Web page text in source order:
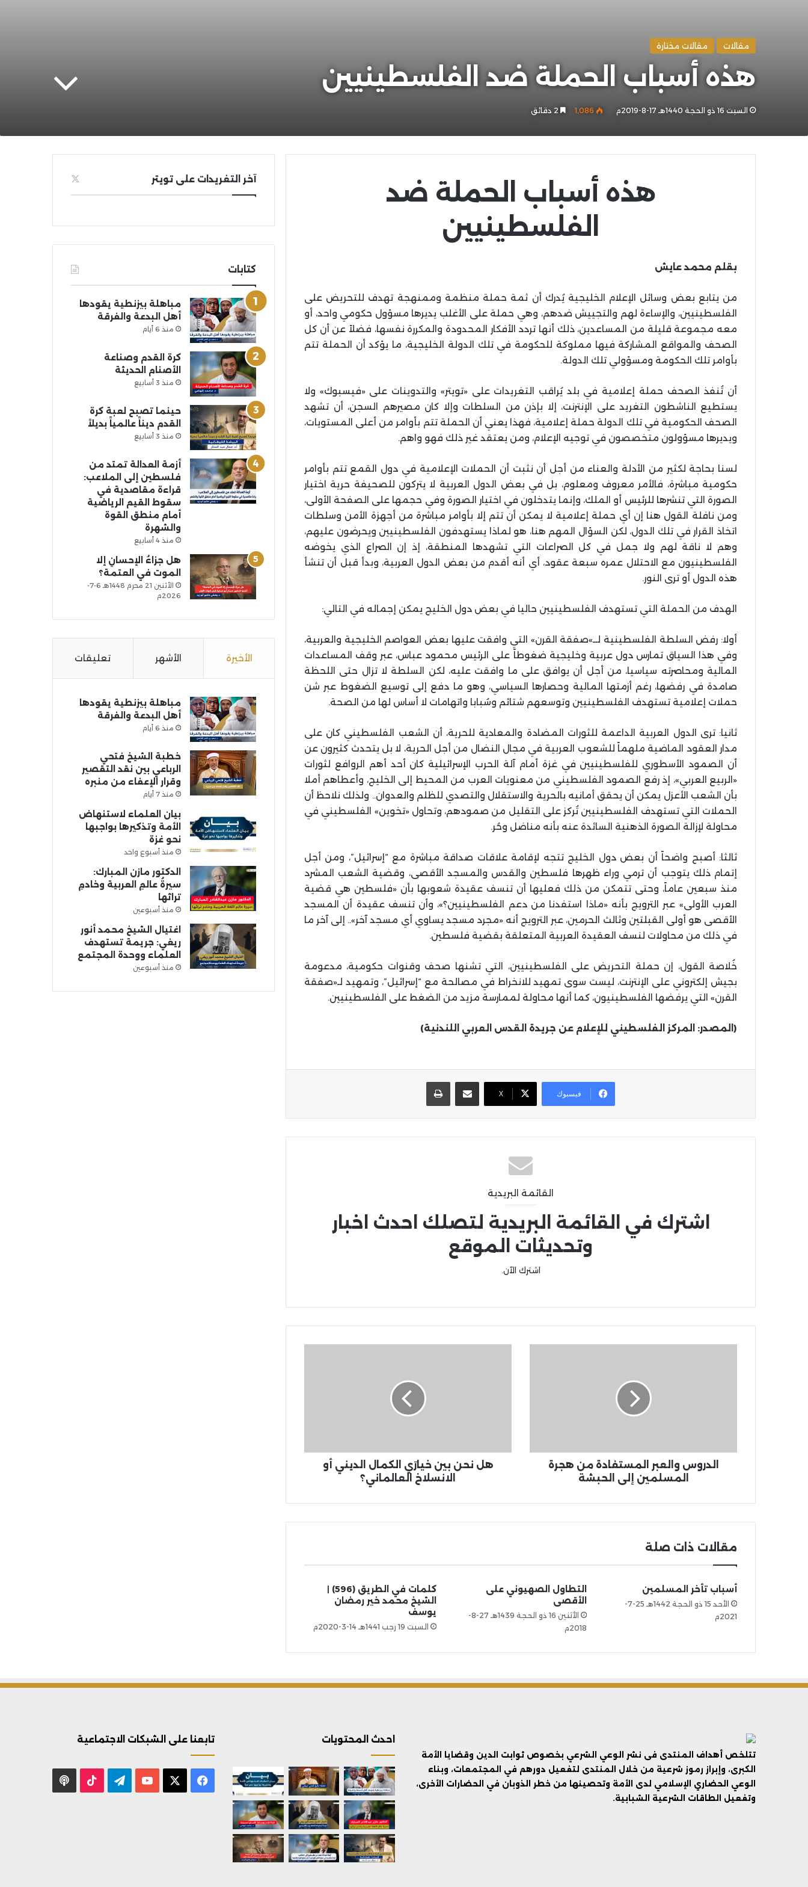
مقالات مقالات مختارة
هذه أسباب الحملة ضد الفلسطينيين
السبت 16 ذو الحجة 1440هـ 17-8-2019م 1٬086
هذه أسباب الحملة ضد
الفلسطينيين
بقلم محمد عايش
من يتابع بعض وسائل الإعلام الخليجية يُدرك أن ثمة حملة منظمة وممنهجة تهدف للتحريض على
الفلسطينيين، والإساءة لهم والتجييش ضدهم، وهي حملة على الأغلب يديرها مسؤول حكومي واحد، أو
معه مجموعة قليلة من المساعدين، ذلك أنها تردد الأفكار المحدودة والمكررة نفسها، فضلاً عن أن كل
الصحف والمواقع المشاركة فيها مملوكة للحكومة في تلك الدولة الخليجية، ما يؤكد أن الحملة تتم
بأوامر تلك الحكومة ومسؤولي تلك الدولة.
أن تُنفذ الصحف حملة إعلامية في بلد يُراقب التغريدات على «تويتر» والتدوينات على «فيسبوك» ولا
يستطيع الناشطون التغريد على الإنترنت، إلا بإذن من السلطات وإلا كان مصيرهم السجن، أن تشهد
الصحف الحكومية في تلك الدولة حملة إعلامية، فهذا يعني أن الحملة تتم بأوامر من أعلى المستويات،
ويديرها مسؤولون متخصصون في توجيه الإعلام، ومن يعتقد غير ذلك فهو واهم.
لسنا بحاجة لكثير من الأدلة والعناء من أجل أن نثبت أن الحملات الإعلامية في دول القمع تتم بأوامر
حكومية مباشرة، فالأمر معروف ومعلوم، بل في بعض الدول العربية لا يتركون للصحيفة حرية اختيار
الصورة التي تنشرها للرئيس أو الملك، وإنما يتدخلون في اختيار الصورة وفي حجمها على الصفحة الأولى،
ومن نافلة القول هنا إن أي حملة إعلامية لا يمكن أن تتم إلا بأوامر مباشرة من أجهزة الأمن وسلطات
اتخاذ القرار في تلك الدول، لكن السؤال المهم هنا، هو لماذا يستهدفون الفلسطينيين ويحرضون عليهم،
وهم لا ناقة لهم ولا جمل في كل الصراعات التي تشهدها المنطقة، إذ إن الصراع الذي يخوضه
الفلسطينيون مع الاحتلال عمره سبعة عقود، أي أنه أقدم من بعض الدول العربية، وبدأ قبل أن تنشأ
هذه الدول أو ترى النور.
الهدف من الحملة التي تستهدف الفلسطينيين حاليا في بعض دول الخليج يمكن إجماله في التالي:
أولا: رفض السلطة الفلسطينية لــ»صفقة القرن» التي وافقت عليها بعض العواصم الخليجية والعربية،
وفي هذا السياق تمارس دول عربية وخليجية ضغوطاً على الرئيس محمود عباس، عبر وقف المساعدات
المالية ومحاصرته سياسيا، من أجل أن يوافق على ما وافقت عليه، لكن السلطة لا تزال حتى اللحظة
صامدة في رفضها، رغم أزمتها المالية وحصارها السياسي، وهو ما دفع إلى توسيع الضغوط عبر شن
حملات إعلامية تستهدف الفلسطينيين وتوسعهم شتائم وسُبابا واتهامات لا أساس لها من الصحة.
ثانيا: ترى الدول العربية الداعمة للثورات المضادة والمعادية للحرية، أن الشعب الفلسطيني كان على
مدار العقود الماضية ملهماً للشعوب العربية في مجال النضال من أجل الحرية، لا بل يتحدث كثيرون عن
أن الصمود الأسطوري للفلسطينيين في غزة أمام آلة الحرب الإسرائيلية كان أحد أهم الروافع لثورات
«الربيع العربي»، إذ رفع الصمود الفلسطيني من معنويات العرب من المحيط إلى الخليج، وأعطاهم أملا
بأن الشعب الأعزل يمكن أن يحقق أمانيه بالحرية والاستقلال والتصدي للظلم والعدوان.. ولذلك نلاحظ أن
الحملات التي تستهدف الفلسطينيين تُركز على التقليل من صمودهم، وتحاول «تخوين» الفلسطيني في
محاولة لإزالة الصورة الذهنية السائدة عنه بأنه مناضل وحُر.
ثالثا: أصبح واضحاً أن بعض دول الخليج تتجه لإقامة علاقات صداقة مباشرة مع “إسرائيل”، ومن أجل
إتمام ذلك يتوجب أن ترمي وراء ظهرها فلسطين والقدس والمسجد الأقصى، وقضية الشعب المشرد
منذ سبعين عاماً، وحتى تتمكن من ذلك فعليها أن تنسف عقيدة شعوبها بأن «فلسطين هي قضية
العرب الأولى» عبر الترويج بأنه «ماذا استفدنا من دعم الفلسطينيين؟»، وأن تنسف عقيدة أن المسجد
الأقصى هو أولى القبلتين وثالث الحرمين، عبر الترويج أنه «مجرد مسجد يساوي أي مسجد آخر».. إلى آخر ما
في ذلك من محاولات لنسف العقيدة العربية المتعلقة بقضية فلسطين.
خُلاصة القول، إن حملة التحريض على الفلسطينيين، التي تشنها صحف وقنوات حكومية، مدعومة
بجيش إلكتروني على الإنترنت، ليست سوى تمهيد للانخراط في مصالحة مع “إسرائيل”، وتمهيد لـ«صفقة
القرن» التي يرفضها الفلسطينيون، كما أنها محاولة لممارسة مزيد من الضغط على الفلسطينيين.
(المصدر: المركز الفلسطيني للإعلام عن جريدة القدس العربي اللندنية)
فيسبوك X
مشاركة عبر البريد
القائمة البريدية
اشترك في القائمة البريدية لتصلك احدث اخبار
وتحديثات الموقع
اشترك الآن.
الدروس والعبر المستفادة من هجرة
المسلمين إلى الحبشة
هل نحن بين خيارَي الكمال الديني أو
الانسلاخ العالماني؟
مقالات ذات صلة
أسباب تأخر المسلمين
الأحد 15 ذو الحجة 1442هـ 25-7-
2021م
التطاول الصهيوني على
الأقصى
الأثنين 16 ذو الحجة 1439هـ 27-8-
2018م
كلمات في الطريق (596) |
الشيخ محمد خير رمضان
يوسف
السبت 19 رجب 1441هـ 14-3-2020م
آخر التغريدات على تويتر
كتابات
مباهلة بيزنطية يقودها
أهل البدعة والفرقة
منذ 6 أيام
كرة القدم وصناعة
الأصنام الحديثة
منذ 3 أسابيع
حينما تصبح لعبة كرة
القدم ديناً عالمياً بديلاً
منذ 3 أسابيع
أزمة العدالة تمتد من
فلسطين إلى الملاعب:
قراءة مقاصدية في
سقوط القيم الرياضية
أمام منطق القوة
والشهرة
منذ 4 أسابيع
هل جزاءُ الإحسانِ إلا
الموت في العتمة؟
الأثنين 21 محرم 1448هـ 6-7-
2026م
الأخيرة الأشهر تعليقات
مباهلة بيزنطية يقودها
أهل البدعة والفرقة
منذ 6 أيام
خطبة الشيخ فتحي
الرباعي بين نقد التقصير
وقرار الإعفاء من منبره
منذ 7 أيام
بيان العلماء لاستنهاض
الأمة وتذكيرها بواجبها
نحو غزة
منذ أسبوع واحد
الدكتور مازن المبارك:
سيرةُ عالمِ العربية وخادمِ
تراثها
منذ أسبوعين
اغتيال الشيخ محمد أنور
ريغي: جريمة تستهدف
العلماء ووحدة المجتمع
منذ أسبوعين
تتلخص أهداف المنتدى فى نشر الوعي الشرعي بخصوص ثوابت الدين وقضايا الأمة
الكبرى، وإبراز رموز شرعية من خلال المنتدى لتفعيل دورهم في المجتمعات، وبناء
الوعي الحضاري الإسلامي لدى الأمة وتحصينها من خطر الذوبان في الحضارات الأخرى،
وتفعيل الطاقات الشرعية الشبابية.
احدث المحتويات تابعنا على الشبكات الاجتماعية
فيسبوك يوتيوب تيلقرام ‫TikTok